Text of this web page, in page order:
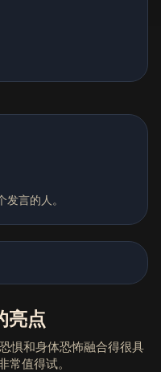
言的人。
亮点
惧和身体恐怖融合得很具
值得试。